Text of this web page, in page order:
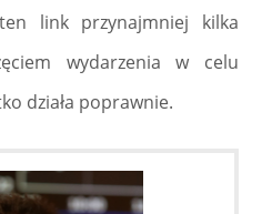
link przynajmniej kilka
wydarzenia w celu
działa poprawnie.